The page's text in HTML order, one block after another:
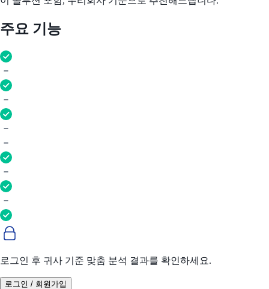
주요 기능
로그인 후 귀사 기준 맞춤 분석 결과를 확인하세요.
로그인 / 회원가입